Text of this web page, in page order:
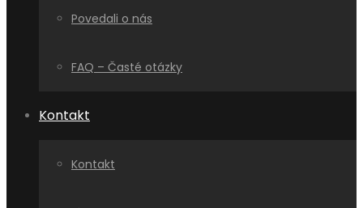
Povedali o nás
FAQ – Časté otázky
Kontakt
Kontakt